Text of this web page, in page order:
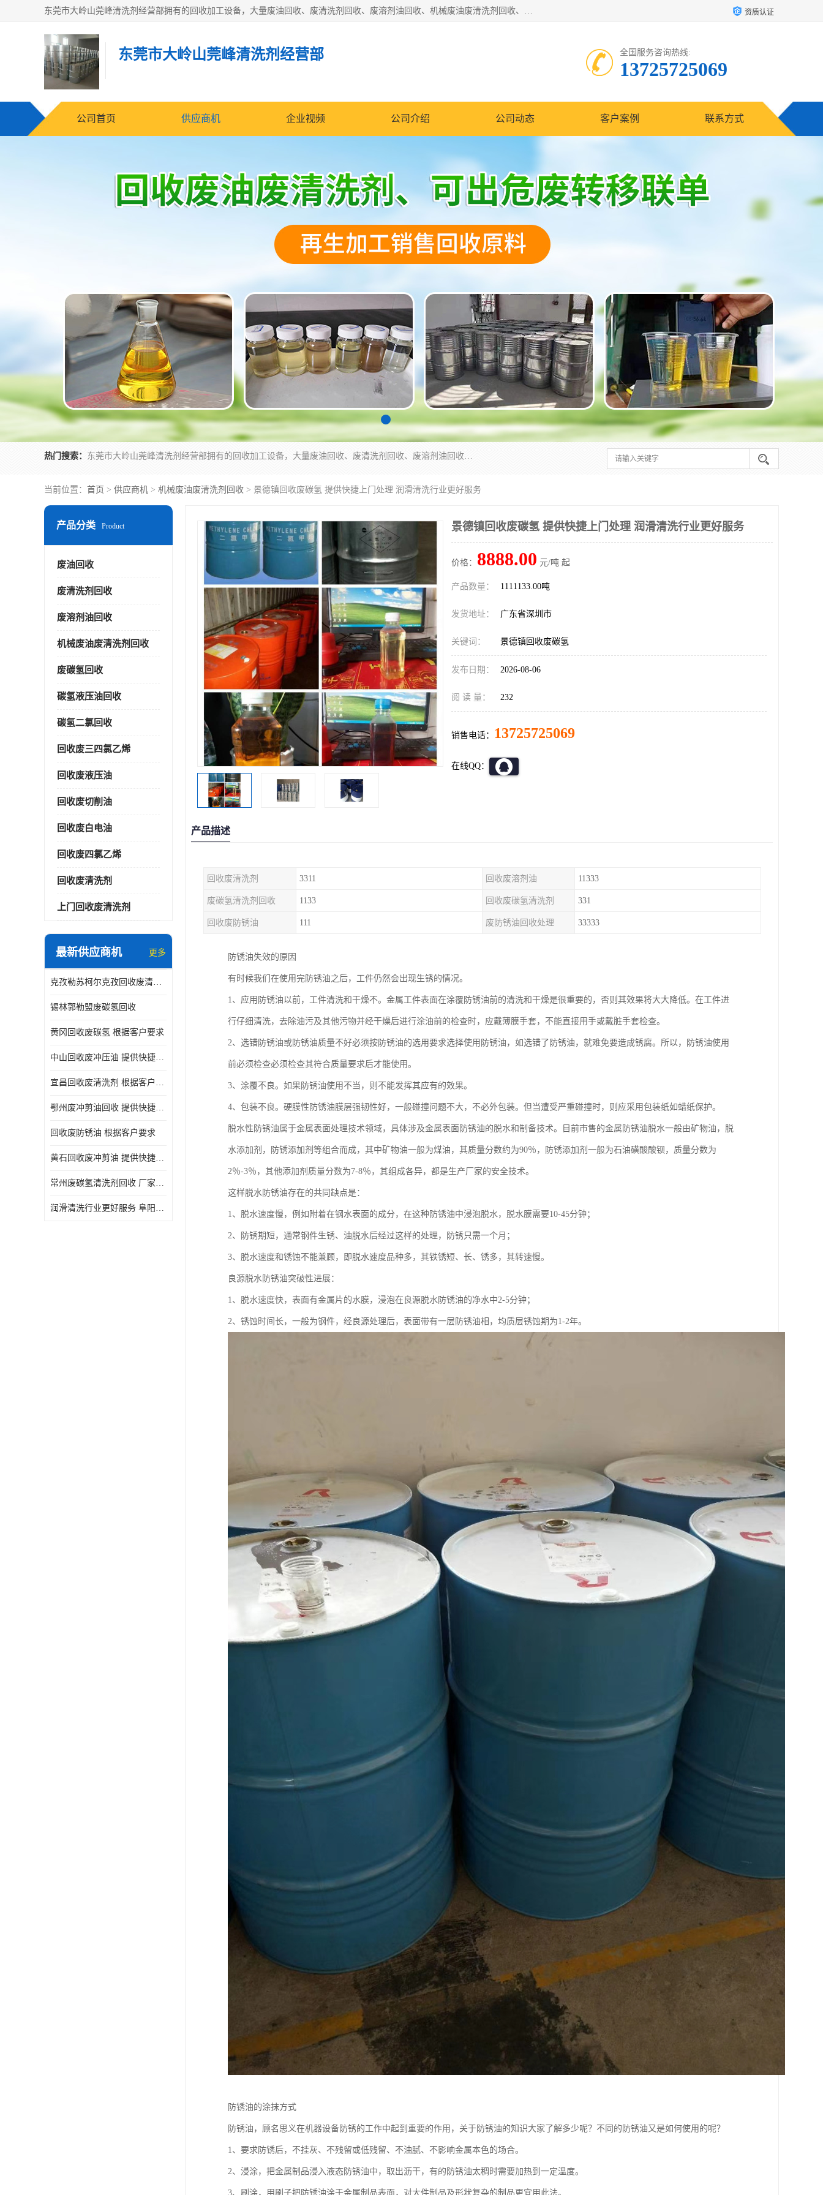
东莞市大岭山莞峰清洗剂经营部拥有的回收加工设备，大量废油回收、废清洗剂回收、废溶剂油回收、机械废油废清洗剂回收、废碳氢回收、碳氢液压油回收、碳氢二氯回收等废清洗剂处理；我们只是提供废旧化工原料的循环使用存放点，执行正规的存放，有正规的回收资质处理。同时我们公司批发零售回收级清洗剂，脱模油再生基础油，质量保证。 资质认证
东莞市大岭山莞峰清洗剂经营部 全国服务咨询热线:
13725725069
公司首页 供应商机 企业视频 公司介绍 公司动态 客户案例 联系方式
热门搜索： 东莞市大岭山莞峰清洗剂经营部拥有的回收加工设备，大量废油回收、废清洗剂回收、废溶剂油回收、机械废油废清洗剂回收、废碳氢回收、碳氢液压油回收、碳氢二氯回收等废清洗剂处理；我们只是提供废旧化工原料的循环使用存放点，执行正规的存放，有正规的回收资质处理。同时我们公司批发零售回收级清洗剂，脱模油再生基础油，质量保证。
当前位置： 首页 > 供应商机 > 机械废油废清洗剂回收 > 景德镇回收废碳氢 提供快捷上门处理 润滑清洗行业更好服务
产品分类 Product
废油回收
废清洗剂回收
废溶剂油回收
机械废油废清洗剂回收
废碳氢回收
碳氢液压油回收
碳氢二氯回收
回收废三四氯乙烯
回收废液压油
回收废切削油
回收废白电油
回收废四氯乙烯
回收废清洗剂
上门回收废清洗剂
最新供应商机 更多
克孜勒苏柯尔克孜回收废清洗剂
锡林郭勒盟废碳氢回收
黄冈回收废碳氢 根据客户要求
中山回收废冲压油 提供快捷上门处理
宜昌回收废清洗剂 根据客户要求
鄂州废冲剪油回收 提供快捷上门处理
回收废防锈油 根据客户要求
黄石回收废冲剪油 提供快捷上门处理
常州废碳氢清洗剂回收 厂家价格
润滑清洗行业更好服务 阜阳回收废防锈油
景德镇回收废碳氢 提供快捷上门处理 润滑清洗行业更好服务
价格： 8888.00 元/吨 起
产品数量： 1111133.00吨
发货地址： 广东省深圳市
关键词： 景德镇回收废碳氢
发布日期： 2026-08-06
阅 读 量： 232
销售电话： 13725725069
在线QQ：
产品描述
回收废清洗剂 3311 回收废溶剂油 11333
废碳氢清洗剂回收 1133 回收废碳氢清洗剂 331
回收废防锈油 111 废防锈油回收处理 33333
防锈油失效的原因
有时候我们在使用完防锈油之后，工件仍然会出现生锈的情况。
1、应用防锈油以前，工件清洗和干燥不。金属工件表面在涂覆防锈油前的清洗和干燥是很重要的，否则其效果将大大降低。在工件进
行仔细清洗，去除油污及其他污物并经干燥后进行涂油前的检查时，应戴薄膜手套，不能直接用手或戴脏手套检查。
2、选错防锈油或防锈油质量不好必须按防锈油的选用要求选择使用防锈油，如选错了防锈油，就难免要造成锈腐。所以，防锈油使用
前必须检查必须检查其符合质量要求后才能使用。
3、涂覆不良。如果防锈油使用不当，则不能发挥其应有的效果。
4、包装不良。硬膜性防锈油膜层强韧性好，一般碰撞问题不大，不必外包装。但当遭受严重碰撞时，则应采用包装纸如蜡纸保护。
脱水性防锈油属于金属表面处理技术领域，具体涉及金属表面防锈油的脱水和制备技术。目前市售的金属防锈油脱水一般由矿物油，脱
水添加剂，防锈添加剂等组合而成，其中矿物油一般为煤油，其质量分数约为90％，防锈添加剂一般为石油磺酸酸钡，质量分数为
2％-3％，其他添加剂质量分数为7-8％，其组成各异，都是生产厂家的安全技术。
这样脱水防锈油存在的共同缺点是：
1、脱水速度慢，例如附着在钢水表面的成分，在这种防锈油中浸泡脱水，脱水膜需要10-45分钟；
2、防锈期短，通常钢件生锈、油脱水后经过这样的处理，防锈只需一个月；
3、脱水速度和锈蚀不能兼顾，即脱水速度品种多，其铁锈短、长、锈多，其转速慢。
良源脱水防锈油突破性进展：
1、脱水速度快，表面有金属片的水膜，浸泡在良源脱水防锈油的净水中2-5分钟；
2、锈蚀时间长，一般为钢件，经良源处理后，表面带有一层防锈油相，均质层锈蚀期为1-2年。
防锈油的涂抹方式
防锈油，顾名思义在机器设备防锈的工作中起到重要的作用，关于防锈油的知识大家了解多少呢？不同的防锈油又是如何使用的呢？
1、要求防锈后，不挂灰、不残留或低残留、不油腻、不影响金属本色的场合。
2、浸涂，把金属制品浸入液态防锈油中，取出沥干，有的防锈油太稠时需要加热到一定温度。
3、刷涂，用刷子把防锈油涂于金属制品表面，对大件制品及形状复杂的制品更宜用此法。